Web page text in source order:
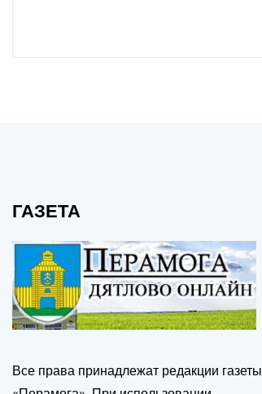
ГАЗЕТА
Все права принадлежат редакции газеты